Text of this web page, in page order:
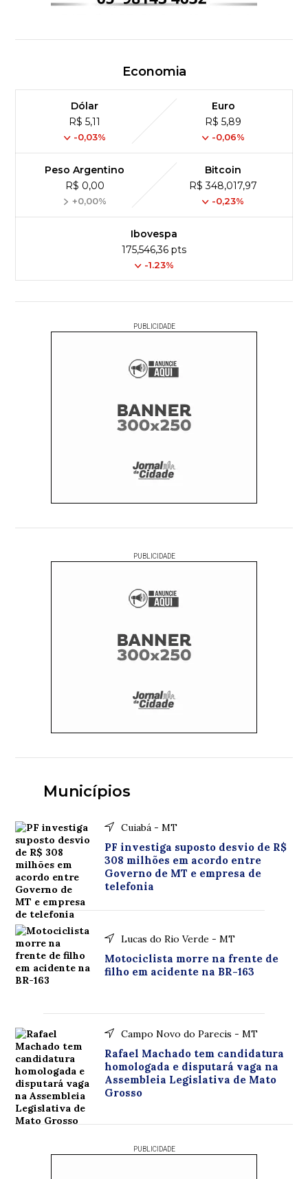
Economia
Dólar
R$ 5,11
-0,03%
Euro
R$ 5,89
-0,06%
Peso Argentino
R$ 0,00
+0,00%
Bitcoin
R$ 348,017,97
-0,23%
Ibovespa
175,546,36 pts
-1.23%
PUBLICIDADE
PUBLICIDADE
Municípios
Cuiabá - MT
PF investiga suposto desvio de R$
308 milhões em acordo entre
Governo de MT e empresa de
telefonia
Lucas do Rio Verde - MT
Motociclista morre na frente de
filho em acidente na BR-163
Campo Novo do Parecis - MT
Rafael Machado tem candidatura
homologada e disputará vaga na
Assembleia Legislativa de Mato
Grosso
PUBLICIDADE